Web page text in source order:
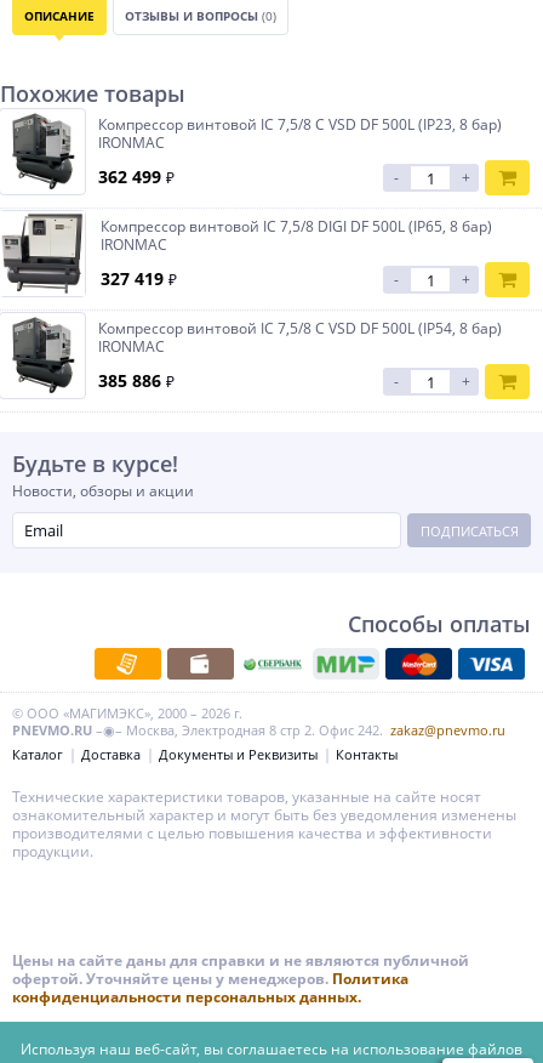
ОПИСАНИЕ ОТЗЫВЫ И ВОПРОСЫ (0)
Похожие товары
Компрессор винтовой IC 7,5/8 С VSD DF 500L (IP23, 8 бар)
IRONMAC
362 499 ₽ - +
Компрессор винтовой IC 7,5/8 DIGI DF 500L (IP65, 8 бар)
IRONMAC
327 419 ₽ - +
Компрессор винтовой IC 7,5/8 C VSD DF 500L (IP54, 8 бар)
IRONMAC
385 886 ₽ - +
Будьте в курсе!
Новости, обзоры и акции
ПОДПИСАТЬСЯ
Способы оплаты
© ООО «МАГИМЭКС», 2000 – 2026 г.
PNEVMO.RU –◉– Москва, Электродная 8 стр 2. Офис 242. zakaz@pnevmo.ru
Каталог
Доставка Документы и Реквизиты Контакты
Технические характеристики товаров, указанные на сайте носят
ознакомительный характер и могут быть без уведомления изменены
производителями с целью повышения качества и эффективности
продукции.
Цены на сайте даны для справки и не являются публичной
офертой. Уточняйте цены у менеджеров. Политика
конфиденциальности персональных данных.
Используя наш веб-сайт, вы соглашаетесь на использование файлов